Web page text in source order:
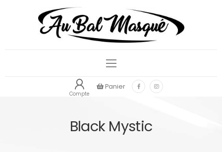
Compte
Panier
Black Mystic